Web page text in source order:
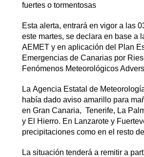
fuertes o tormentosas
Esta alerta, entrará en vigor a las
este martes, se declara en base a
AEMET y en aplicación del Plan
Emergencias de Canarias por
Fenómenos Meteorológicos
La Agencia Estatal de
había dado aviso amarillo para
en Gran Canaria, Tenerife, La
y El Hierro. En Lanzarote y
precipitaciones como en el resto
La situación tenderá a remitir a